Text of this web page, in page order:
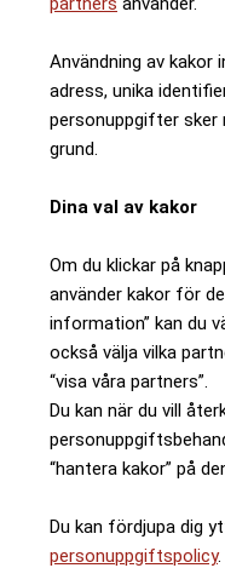
Användning av kakor
adress, unika
personuppgifter sker
grund.
Dina val av kakor
Om du klickar på
använder kakor för
information” kan du
också välja vilka
“visa våra partners”.
Du kan när du vill
“hantera kakor” på
Du kan fördjupa dig
personuppgiftspolicy.